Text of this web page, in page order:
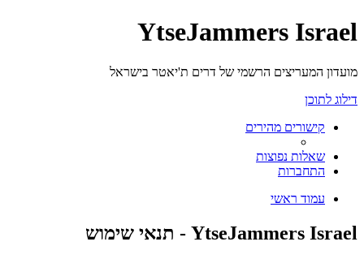
YtseJammers Israel
מועדון המעריצים הרשמי של דרים ת'יאטר בישראל
דילוג לתוכן
קישורים מהירים
שאלות נפוצות
התחברות
עמוד ראשי
YtseJammers Israel - תנאי שימוש